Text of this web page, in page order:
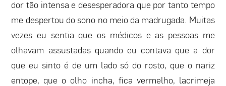
dor tão intensa e desesperadora que por tanto tempo
me despertou do sono no meio da madrugada. Muitas
vezes eu sentia que os médicos e as pessoas me
olhavam assustadas quando eu contava que a dor
que eu sinto é de um lado só do rosto, que o nariz
entope, que o olho incha, fica vermelho, lacrimeja